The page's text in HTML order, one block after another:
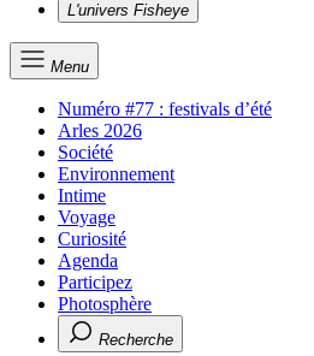
L'univers Fisheye
Menu
Numéro #77 : festivals d’été
Arles 2026
Société
Environnement
Intime
Voyage
Curiosité
Agenda
Participez
Photosphère
Recherche